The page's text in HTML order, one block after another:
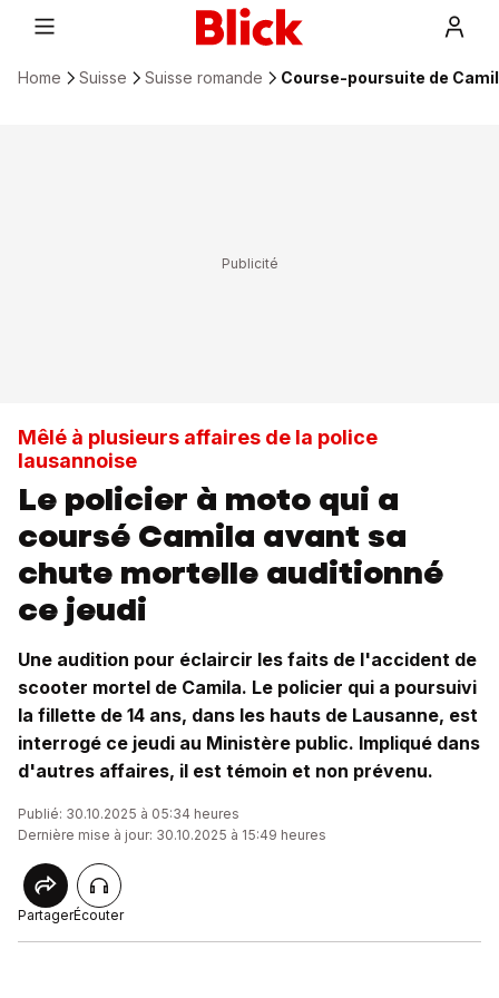
Home Suisse Suisse romande Course-poursuite de
Mêlé à plusieurs affaires de la police
lausannoise
Le policier à moto qui a
coursé Camila avant sa
chute mortelle auditionné
ce jeudi
Une audition pour éclaircir les faits de l'accident de
scooter mortel de Camila. Le policier qui a poursuivi
la fillette de 14 ans, dans les hauts de Lausanne, est
interrogé ce jeudi au Ministère public. Impliqué dans
d'autres affaires, il est témoin et non prévenu.
Publié: 30.10.2025 à 05:34 heures
Dernière mise à jour: 30.10.2025 à 15:49 heures
PartagerÉcouter